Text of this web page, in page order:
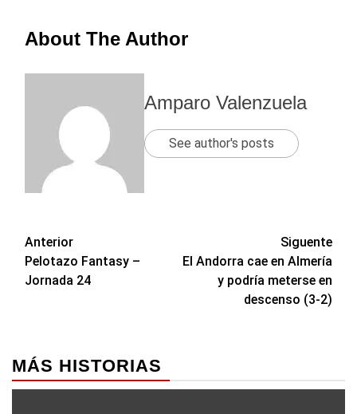
About The Author
Amparo Valenzuela
See author's posts
Navegación
de
Anterior
Pelotazo Fantasy –
Jornada 24
Siguente
El Andorra cae en Almería
y podría meterse en
descenso (3-2)
MÁS HISTORIAS